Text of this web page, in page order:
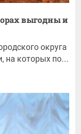
выгодны и
округа
на которых по...